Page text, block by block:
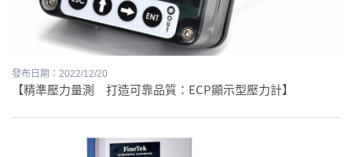
發布日期：2022/12/20
【精準壓力量測 打造可靠品質：ECP顯示型壓力計】